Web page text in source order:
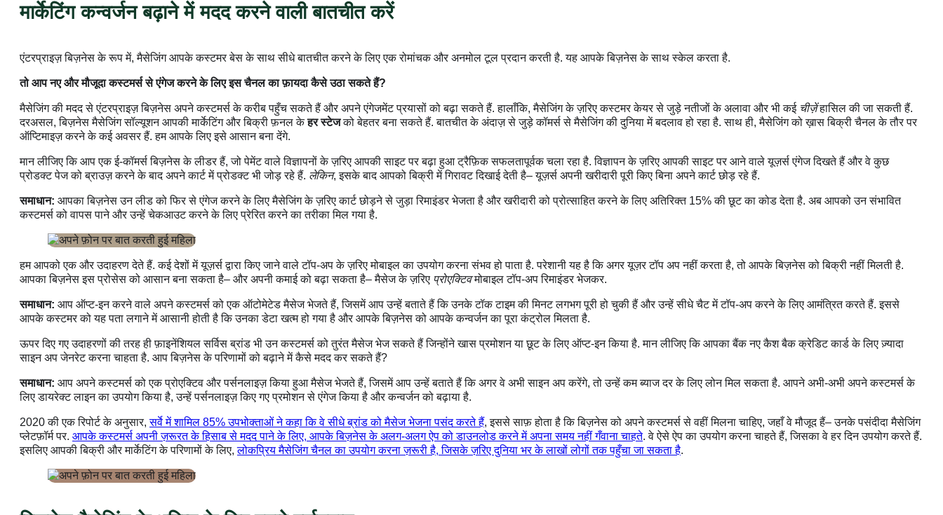
मार्केटिंग कन्वर्जन बढ़ाने में मदद करने वाली बातचीत करें
एंटरप्राइज़ बिज़नेस के रूप में, मैसेजिंग आपके कस्टमर बेस के साथ सीधे बातचीत करने के लिए एक रोमांचक और अनमोल टूल प्रदान करती है. यह आपके बिज़नेस के साथ स्केल करता है.
तो आप नए और मौजूदा कस्टमर्स से एंगेज करने के लिए इस चैनल का फ़ायदा कैसे उठा सकते हैं?
मैसेजिंग की मदद से एंटरप्राइज़ बिज़नेस अपने कस्टमर्स के करीब पहुँच सकते हैं और अपने एंगेजमेंट प्रयासों को बढ़ा सकते हैं. हालाँकि, मैसेजिंग के ज़रिए कस्टमर केयर से जुड़े नतीजों के अलावा और भी कई चीज़ेंहासिल की जा सकती हैं.
दरअसल, बिज़नेस मैसेजिंग सॉल्यूशन आपकी मार्केटिंग और बिक्री फ़नल केहर स्टेजको बेहतर बना सकते हैं. बातचीत के अंदाज़ से जुड़े कॉमर्स से मैसेजिंग की दुनिया में बदलाव हो रहा है. साथ ही, मैसेजिंग को ख़ास बिक्री चैनल के तौर पर
ऑप्टिमाइज़ करने के कई अवसर हैं. हम आपके लिए इसे आसान बना देंगे.
मान लीजिए कि आप एक ई-कॉमर्स बिज़नेस के लीडर हैं, जो पेमेंट वाले विज्ञापनों के ज़रिए आपकी साइट पर बढ़ा हुआ ट्रैफ़िक सफलतापूर्वक चला रहा है. विज्ञापन के ज़रिए आपकी साइट पर आने वाले यूज़र्स एंगेज दिखते हैं और वे कुछ
प्रोडक्ट पेज को ब्राउज़ करने के बाद अपने कार्ट में प्रोडक्ट भी जोड़ रहे हैं. लेकिन, इसके बाद आपको बिक्री में गिरावट दिखाई देती है– यूज़र्स अपनी खरीदारी पूरी किए बिना अपने कार्ट छोड़ रहे हैं.
समाधान: आपका बिज़नेस उन लीड को फिर से एंगेज करने के लिए मैसेजिंग के ज़रिए कार्ट छोड़ने से जुड़ा रिमाइंडर भेजता है और खरीदारी को प्रोत्साहित करने के लिए अतिरिक्त 15% की छूट का कोड देता है. अब आपको उन संभावित
कस्टमर्स को वापस पाने और उन्हें चेकआउट करने के लिए प्रेरित करने का तरीका मिल गया है.
हम आपको एक और उदाहरण देते हैं. कई देशों में यूज़र्स द्वारा किए जाने वाले टॉप-अप के ज़रिए मोबाइल का उपयोग करना संभव हो पाता है. परेशानी यह है कि अगर यूज़र टॉप अप नहीं करता है, तो आपके बिज़नेस को बिक्री नहीं मिलती है.
आपका बिज़नेस इस प्रोसेस को आसान बना सकता है– और अपनी कमाई को बढ़ा सकता है– मैसेज के ज़रिए प्रोएक्टिवमोबाइल टॉप-अप रिमाइंडर भेजकर.
समाधान: आप ऑप्ट-इन करने वाले अपने कस्टमर्स को एक ऑटोमेटेड मैसेज भेजते हैं, जिसमें आप उन्हें बताते हैं कि उनके टॉक टाइम की मिनट लगभग पूरी हो चुकी हैं और उन्हें सीधे चैट में टॉप-अप करने के लिए आमंत्रित करते हैं. इससे
आपके कस्टमर को यह पता लगाने में आसानी होती है कि उनका डेटा खत्म हो गया है और आपके बिज़नेस को आपके कन्वर्जन का पूरा कंट्रोल मिलता है.
ऊपर दिए गए उदाहरणों की तरह ही फ़ाइनेंशियल सर्विस ब्रांड भी उन कस्टमर्स को तुरंत मैसेज भेज सकते हैं जिन्होंने खास प्रमोशन या छूट के लिए ऑप्ट-इन किया है. मान लीजिए कि आपका बैंक नए कैश बैक क्रेडिट कार्ड के लिए ज़्यादा
साइन अप जेनरेट करना चाहता है. आप बिज़नेस के परिणामों को बढ़ाने में कैसे मदद कर सकते हैं?
समाधान: आप अपने कस्टमर्स को एक प्रोएक्टिव और पर्सनलाइज़ किया हुआ मैसेज भेजते हैं, जिसमें आप उन्हें बताते हैं कि अगर वे अभी साइन अप करेंगे, तो उन्हें कम ब्याज दर के लिए लोन मिल सकता है. आपने अभी-अभी अपने कस्टमर्स के
लिए डायरेक्ट लाइन का उपयोग किया है, उन्हें पर्सनलाइज़ किए गए प्रमोशन से एंगेज किया है और कन्वर्जन को बढ़ाया है.
2020 की एक रिपोर्ट के अनुसार,सर्वे में शामिल 85% उपभोक्ताओं ने कहा कि वे सीधे ब्रांड को मैसेज भेजना पसंद करते हैं, इससे साफ़ होता है कि बिज़नेस को अपने कस्टमर्स से वहीं मिलना चाहिए, जहाँ वे मौजूद हैं– उनके पसंदीदा मैसेजिंग
प्लेटफ़ॉर्म पर. आपके कस्टमर्स अपनी ज़रूरत के हिसाब से मदद पाने के लिए, आपके बिज़नेस के अलग-अलग ऐप को डाउनलोड करने में अपना समय नहीं गँवाना चाहते. वे ऐसे ऐप का उपयोग करना चाहते हैं, जिसका वे हर दिन उपयोग करते हैं.
इसलिए आपकी बिक्री और मार्केटिंग के परिणामों के लिए,लोकप्रिय मैसेजिंग चैनल का उपयोग करना ज़रूरी है, जिसके ज़रिए दुनिया भर के लाखों लोगों तक पहुँचा जा सकता है.